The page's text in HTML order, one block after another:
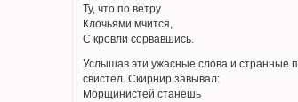
Ту, что по ветру
Клочьями мчится,
С кровли сорвавшись.
Услышав эти ужасные слова и странные
свистел. Скирнир завывал:
Морщинистей станешь